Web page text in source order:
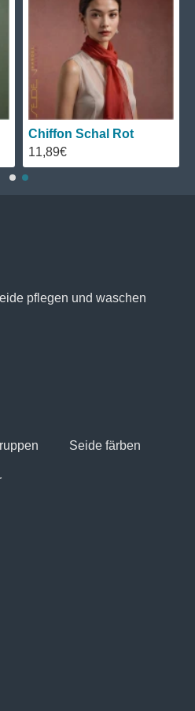
Chiffon Schal Rot
11,89€
pflegen und waschen
Seide färben